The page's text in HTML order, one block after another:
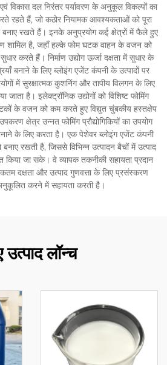
विकास दल निरंतर पर्यावरण के अनुकूल विकल्पों का
रहते हैं, जो कठोर नियामक आवश्यकताओं को पूरा
रखते हैं। इनके अनुप्रयोग कई क्षेत्रों में फैले हुए
शामिल है, जहाँ हल्के फोम घटक वाहन के वजन को
करते हैं। निर्माण उद्योग ऊर्जा दक्षता में सुधार के
बनाने के लिए ब्लोइंग एजेंट कंपनी के उत्पादों पर
में सुरक्षात्मक कुशनिंग और तापीय विलगन के लिए
जाता है। इलेक्ट्रॉनिक उद्योगों को विशिष्ट फोमिंग
के वजन को कम करते हुए विद्युत चुंबकीय हस्तक्षेप
क्षेत्र उन्नत फोमिंग प्रौद्योगिकियों का उपयोग
के लिए करता है। एक पेशेवर ब्लोइंग एजेंट कंपनी
रखती है, जिससे विभिन्न उत्पादन बैचों में उत्पाद
किया जा सके। वे व्यापक तकनीकी सहायता प्रदान
दक्षता और उत्पाद गुणवत्ता के लिए प्रसंस्करण
अनुकूलित करने में सहायता करती है।
उत्पाद लॉन्च